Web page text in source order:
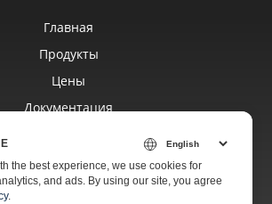
Главная
Продукты
Цены
Документация
Платная Поддержка
the best experience, we use cookies for
and ads. By using our site, you agree
.